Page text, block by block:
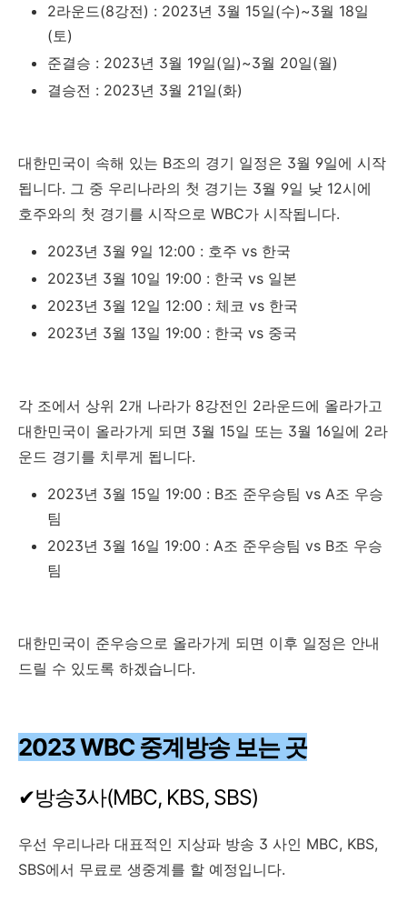
2라운드(8강전) : 2023년 3월 15일(수)~3월 18일
(토)
준결승 : 2023년 3월 19일(일)~3월 20일(월)
결승전 : 2023년 3월 21일(화)
대한민국이 속해 있는 B조의 경기 일정은 3월 9일에 시작
됩니다. 그 중 우리나라의 첫 경기는 3월 9일 낮 12시에
호주와의 첫 경기를 시작으로 WBC가 시작됩니다.
2023년 3월 9일 12:00 : 호주 vs 한국
2023년 3월 10일 19:00 : 한국 vs 일본
2023년 3월 12일 12:00 : 체코 vs 한국
2023년 3월 13일 19:00 : 한국 vs 중국
각 조에서 상위 2개 나라가 8강전인 2라운드에 올라가고
대한민국이 올라가게 되면 3월 15일 또는 3월 16일에 2라
운드 경기를 치루게 됩니다.
2023년 3월 15일 19:00 : B조 준우승팀 vs A조 우승
팀
2023년 3월 16일 19:00 : A조 준우승팀 vs B조 우승
팀
대한민국이 준우승으로 올라가게 되면 이후 일정은 안내
드릴 수 있도록 하겠습니다.
2023 WBC 중계방송 보는 곳
✔방송3사(MBC, KBS, SBS)
우선 우리나라 대표적인 지상파 방송 3 사인 MBC, KBS,
SBS에서 무료로 생중계를 할 예정입니다.